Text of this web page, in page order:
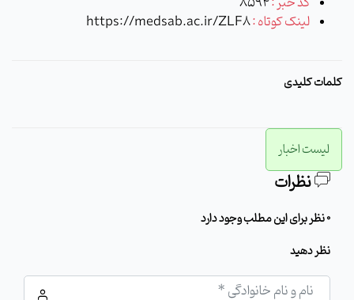
لینک کوتاه :https://medsab.ac.ir/ZLF8
کلمات کلیدی
لیست اخبار
نظرات
0 نظر برای این مطلب وجود دارد
نظر دهید